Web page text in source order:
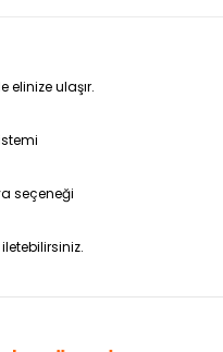
elinize ulaşır.
seçeneği